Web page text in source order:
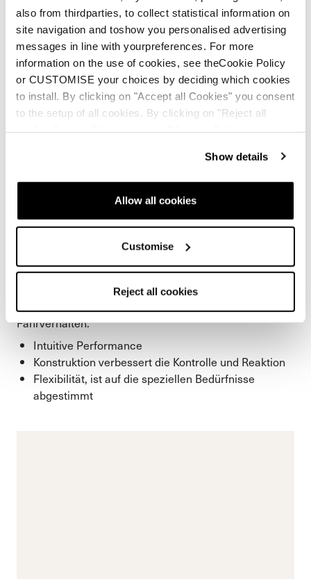
also from thirdparties, to collect statistical information on
site navigation and toshow you personalised advertising
messages in line with yourpreferences. For more
information on the use of cookies, see theCookie Policy
or CUSTOMISE your choices by deciding which cookies
to install. By clicking on "Accept all Cookies" you consent
to the setup of all cookies. By clicking on "Reject all
Show details
Allow all cookies
Customise
Reject all cookies
Die Double Core Technologie spielt mit verschiedenen
Materialschichten und erfüllt selbst anspruchsvollste
Bedürfnisse von Skifahrern. Bei der Double Core
Energy Konstruktion von Nordica besteht der Pulse
Core – der zwischen zwei Holzkernen eingebettet ist –
aus einem Kautschuk-Elastomer. Dies minimiert
Vibrationen und gewährleistet ein geschmeidigeres
Fahrverhalten.
Intuitive Performance
Konstruktion verbessert die Kontrolle und Reaktion
Flexibilität, ist auf die speziellen Bedürfnisse
abgestimmt